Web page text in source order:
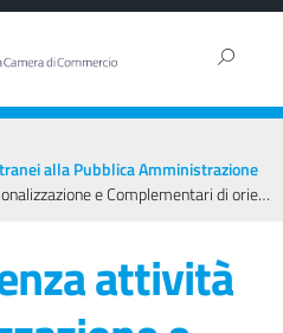
alla Pubblica Amministrazione
di orientamento rivolte agli studenti dei percorsi dell’Obbligo formativo
attività